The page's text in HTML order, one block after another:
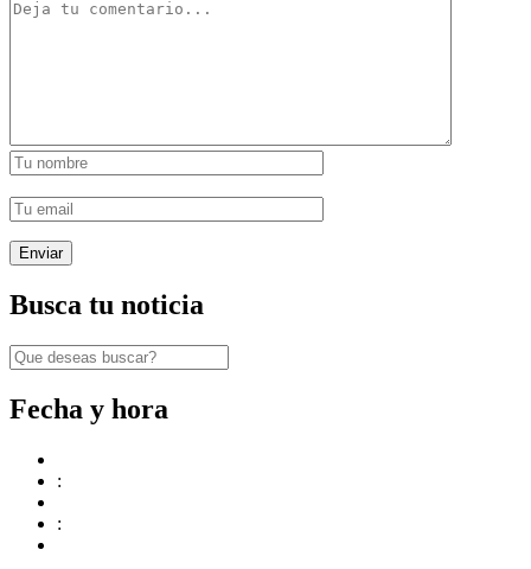
Busca tu noticia
Fecha y hora
:
: